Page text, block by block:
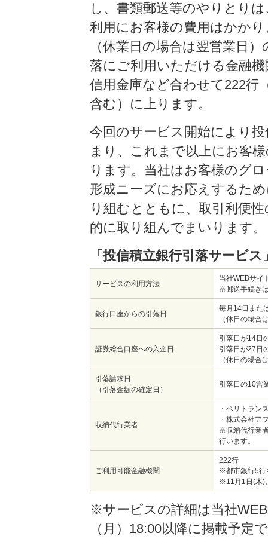
し、書類郵送等のやりとり
利用にお客様の費用はかか
（休業日の場合は翌営業日
落にご利用いただける金融
信用金庫など合わせて222行
含む）に上ります。
今回のサービス開始により
まり、これまで以上にお客
ります。当社はお客様のグ
形成ニーズにお応えするた
り組むとともに、取引利便
的に取り組んでまいります。
「投信積立銀行引落サービ
サービスの利用方法
当社WEBサイ
※郵送手続き
銀行口座からの引落日
毎月14日また
（休日の場合
証券総合口座への入金日
引落日が14日
引落日が27日
（休日の場合
引落請求日
（引落金額の確定日）
引落日の10営
収納代行業者
・ベリトラン
・株式会社ア
※収納代行業
行います。
ご利用可能金融機関
222行
※都市銀行5行
※11月1日(木)
※サービスの詳細は当社
（月）18:00以降に掲載予定